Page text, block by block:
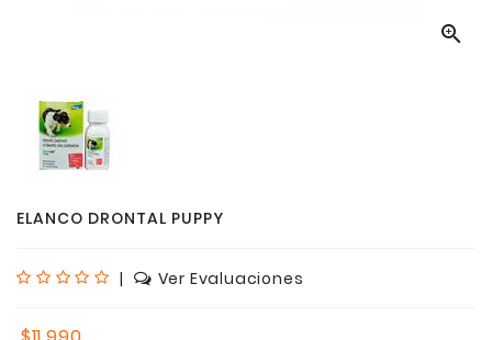

ELANCO DRONTAL PUPPY
| Ver Evaluaciones